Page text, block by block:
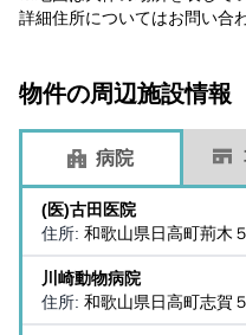
詳細住所についてはお問い合
物件の周辺施設情報
病院
(医)古田医院
住所: 和歌山県日高町荊木
川崎動物病院
住所: 和歌山県日高町志賀